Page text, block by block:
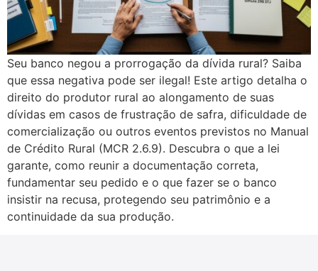
Seu banco negou a prorrogação da dívida rural? Saiba
que essa negativa pode ser ilegal! Este artigo detalha o
direito do produtor rural ao alongamento de suas
dívidas em casos de frustração de safra, dificuldade de
comercialização ou outros eventos previstos no Manual
de Crédito Rural (MCR 2.6.9). Descubra o que a lei
garante, como reunir a documentação correta,
fundamentar seu pedido e o que fazer se o banco
insistir na recusa, protegendo seu patrimônio e a
continuidade da sua produção.